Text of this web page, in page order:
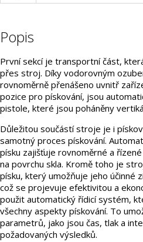
Popis
První sekcí je transportní část,
přes stroj. Díky vodorovným
rovnoměrně přenášeno uvnitř
pozice pro pískování, jsou
pistole, které jsou poháněny
Důležitou součástí stroje je i
samotný proces pískování.
písku zajišťuje rovnoměrné a
na povrchu skla. Kromě toho je
písku, který umožňuje jeho účinné
což se projevuje efektivitou a
použit automatický řídicí systém,
všechny aspekty pískování. To
parametrů, jako jsou čas, tlak a
požadovaných výsledků.